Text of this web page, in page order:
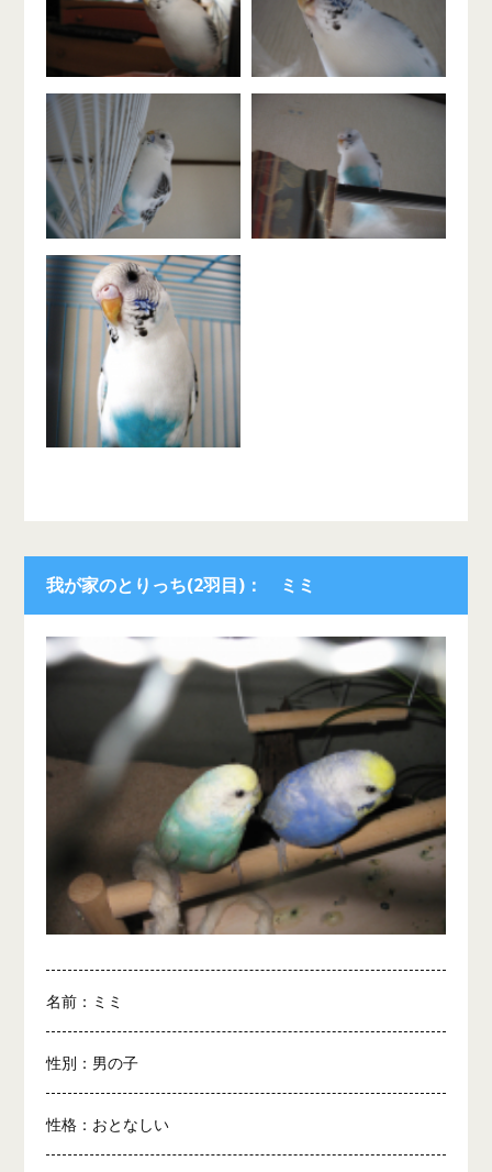
我が家のとりっち(2羽目)： ミミ
名前：ミミ
性別：男の子
性格：おとなしい